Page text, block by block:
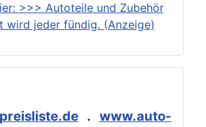
>>> Autoteile und Zubehör
wird jeder fündig. (Anzeige)
. www.auto-